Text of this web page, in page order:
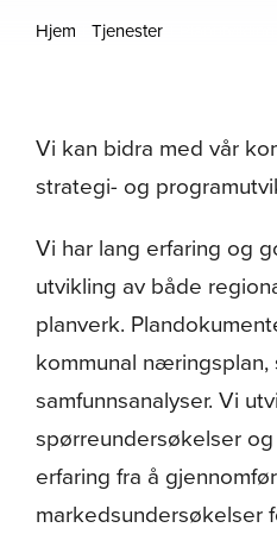
Tjenester
Publikasjoner
Hjem Tjenester
Vi kan bidra med vår
strategi- og
Vi har lang erfaring og
utvikling av både
planverk.
kommunal næringsplan,
samfunnsanalyser. Vi
spørreundersøkelser
erfaring fra å
markedsundersøkelser